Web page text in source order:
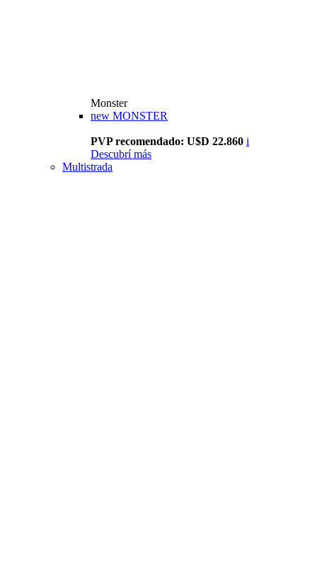
Monster
new MONSTER
PVP recomendado: U$D 22.860 i
Descubrí más
Multistrada